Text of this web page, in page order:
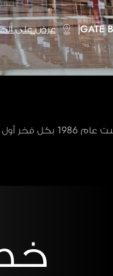
| عرض على
افتتحت مجوهرات لا ماركيز الفاخرة التي تأسست عام 1986 بكل فخر أول